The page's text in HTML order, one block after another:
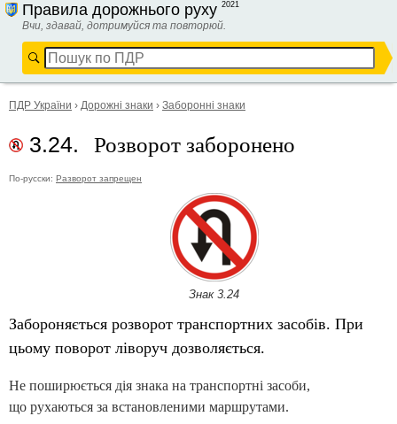
Правила дорожнього руху 2021
Вчи, здавай, дотримуйся та повторюй.
ПДР України › Дорожні знаки › Заборонні знаки
3.24. Розворот заборонено
По-русски: Разворот запрещен
Знак 3.24
Забороняється розворот транспортних засобів. При
цьому поворот ліворуч дозволяється.
Не поширюється дія знака на транспортні засоби,
що рухаються за встановленими маршрутами.